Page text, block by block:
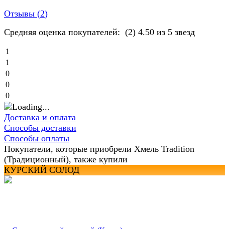
Отзывы (2)
Средняя оценка покупателей: (2) 4.50 из 5 звезд
1
1
0
0
0
Доставка и оплата
Способы доставки
Способы оплаты
Покупатели, которые приобрели Хмель Tradition
(Традиционный), также купили
КУРСКИЙ СОЛОД